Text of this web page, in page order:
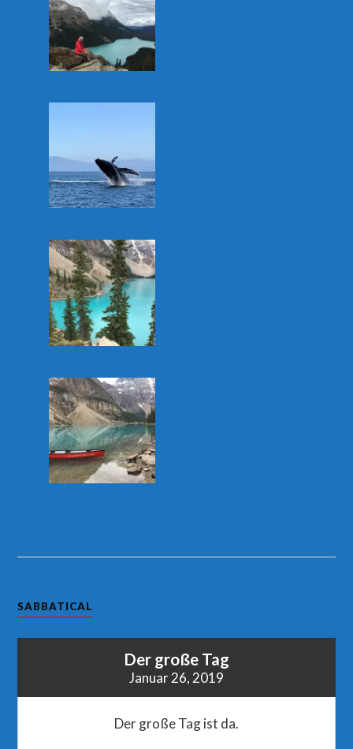
SABBATICAL
Der große Tag
Januar 26, 2019
Der große Tag ist da.